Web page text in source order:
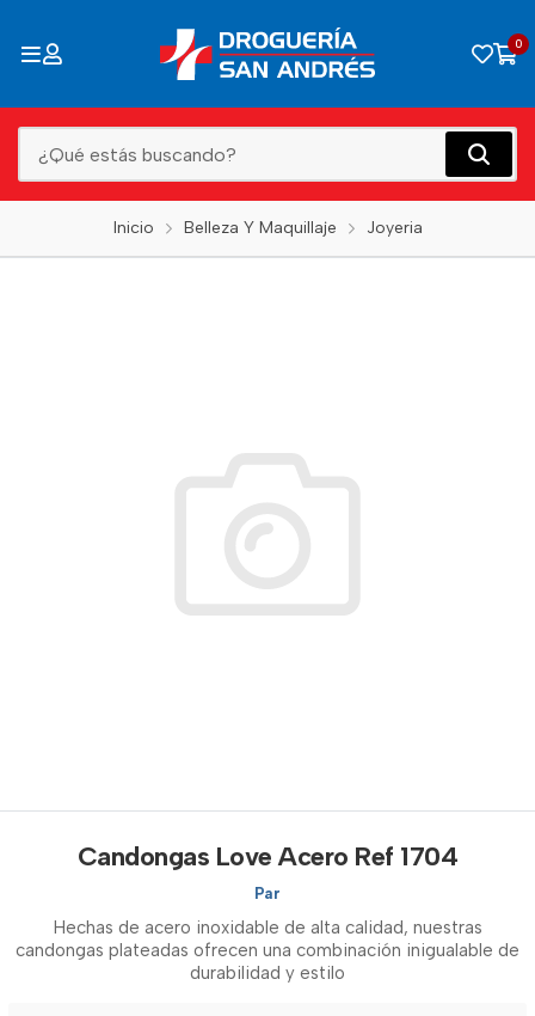
0
Inicio Belleza Y Maquillaje Joyeria
Candongas Love Acero Ref 1704
Par
Hechas de acero inoxidable de alta calidad, nuestras
candongas plateadas ofrecen una combinación inigualable de
durabilidad y estilo